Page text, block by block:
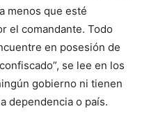
menos que esté
el comandante. Todo
en posesión de
se lee en los
gobierno ni tienen
dependencia o país.